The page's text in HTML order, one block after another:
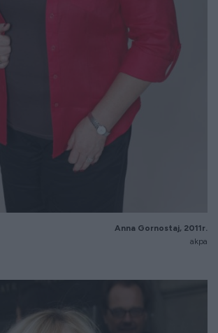
Anna Gornostaj, 2011r.
akpa